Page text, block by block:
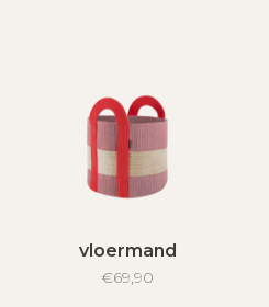
vloermand
€69,90